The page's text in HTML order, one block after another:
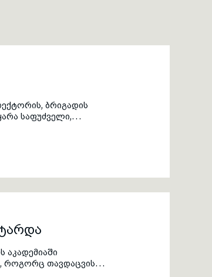
ბრიგადის
საფუძველი,
როგორც თავდაცვის